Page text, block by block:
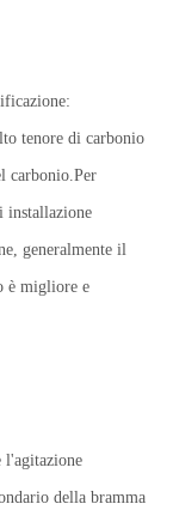
tenore di carbonio
carbonio.Per
installazione
generalmente il
è migliore e
l'agitazione
della bramma